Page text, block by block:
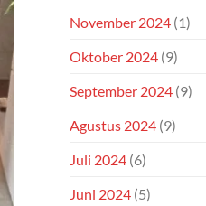
November 2024 (1)
Oktober 2024 (9)
September 2024 (9)
Agustus 2024 (9)
Juli 2024 (6)
Juni 2024 (5)